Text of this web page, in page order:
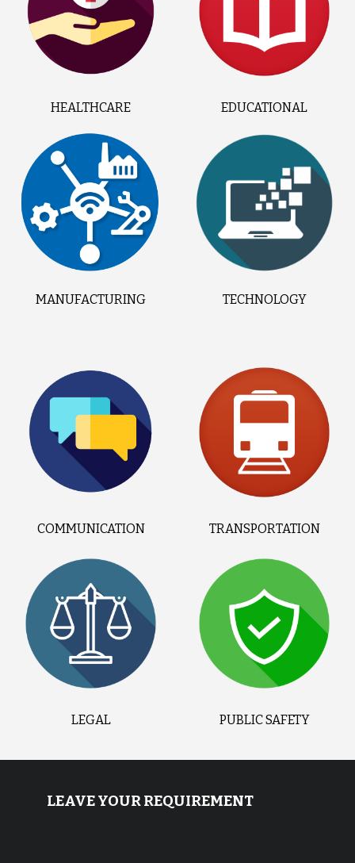
HEALTHCARE
MANUFACTURING
EDUCATIONAL
TECHNOLOGY
COMMUNICATION
LEGAL
TRANSPORTATION
PUBLIC SAFETY
LEAVE YOUR REQUIREMENT